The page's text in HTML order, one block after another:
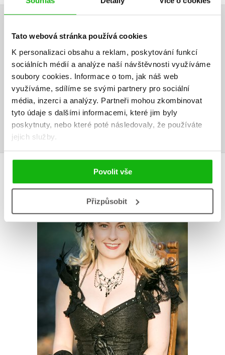
Tato webová stránka používá cookies
K personalizaci obsahu a reklam, poskytování funkcí
sociálních médií a analýze naší návštěvnosti využíváme
soubory cookies. Informace o tom, jak náš web
využíváme, sdílíme se svými partnery pro sociální
média, inzerci a analýzy. Partneři mohou zkombinovat
tyto údaje s dalšími informacemi, které jim byly
poskytnuty, nebo které poté následovaly, že používáte
jejich služby.
Povolit vše
Přizpůsobit
HODNOCENÍ ČTENÁŘŮ
V současné době nejsou vytvořena žádná uživatelská hodnocení.
Vaše hodnocení
Uživatelskou recenzi mohou vkládat pouze registrovaní uživatelé
Přihlásit
AUTOR KNIHY